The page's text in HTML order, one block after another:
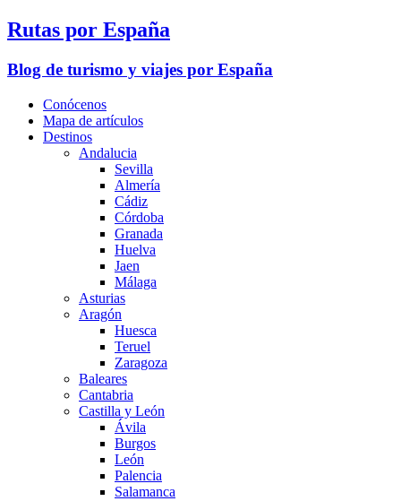
Rutas por España
Blog de turismo y viajes por España
Conócenos
Mapa de artículos
Destinos
Andalucia
Sevilla
Almería
Cádiz
Córdoba
Granada
Huelva
Jaen
Málaga
Asturias
Aragón
Huesca
Teruel
Zaragoza
Baleares
Cantabria
Castilla y León
Ávila
Burgos
León
Palencia
Salamanca